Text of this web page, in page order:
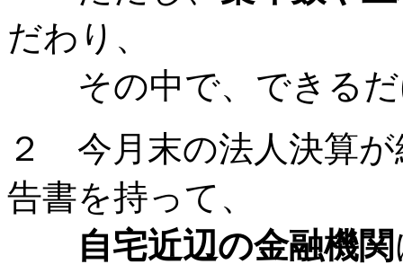
だわり、
その中で、できるだ
２ 今月末の法人決算が
告書を持って、
自宅近辺の金融機関